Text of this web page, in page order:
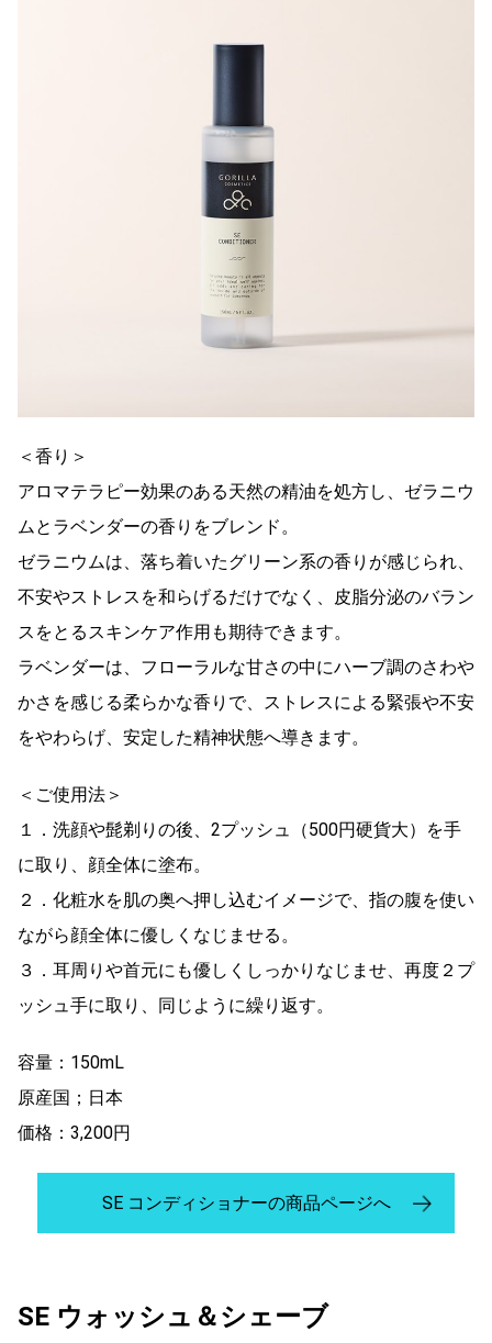
＜香り＞
アロマテラピー効果のある天然の精油を処方し、ゼラニウ
ムとラベンダーの香りをブレンド。
ゼラニウムは、落ち着いたグリーン系の香りが感じられ、
不安やストレスを和らげるだけでなく、皮脂分泌のバラン
スをとるスキンケア作用も期待できます。
ラベンダーは、フローラルな甘さの中にハーブ調のさわや
かさを感じる柔らかな香りで、ストレスによる緊張や不安
をやわらげ、安定した精神状態へ導きます。
＜ご使用法＞
１．洗顔や髭剃りの後、2プッシュ（500円硬貨大）を手
に取り、顔全体に塗布。
２．化粧水を肌の奥へ押し込むイメージで、指の腹を使い
ながら顔全体に優しくなじませる。
３．耳周りや首元にも優しくしっかりなじませ、再度２プ
ッシュ手に取り、同じように繰り返す。
容量：150mL
原産国；日本
価格：3,200円
SE コンディショナーの商品ページへ
SE ウォッシュ＆シェーブ